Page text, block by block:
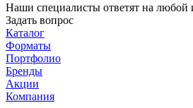
Наши специалисты ответят на
Задать вопрос
Каталог
Форматы
Портфолио
Бренды
Акции
Компания